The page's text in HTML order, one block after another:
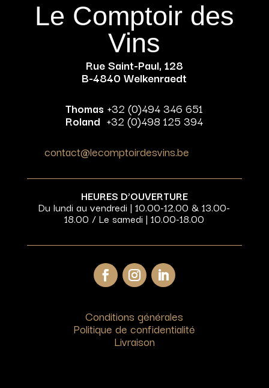
Le Comptoir des
Vins
Rue Saint-Paul, 128
B-4840 Welkenraedt
Thomas +32 (0)494 346 651
Roland +32 (0)498 125 394
contact@lecomptoirdesvins.be
HEURES D’OUVERTURE
Du lundi au vendredi | 10.00-12.00 & 13.00-
18.00 / Le samedi | 10.00-18.00
Conditions générales
Politique de confidentialité
Livraison